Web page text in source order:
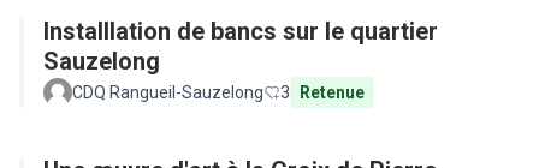
Installlation de bancs sur le quartier
Sauzelong
CDQ Rangueil-Sauzelong 3 Retenue